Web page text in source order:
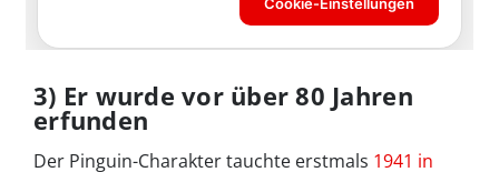
3) Er wurde vor über 80 Jahren
erfunden
Der Pinguin-Charakter tauchte erstmals 1941 in